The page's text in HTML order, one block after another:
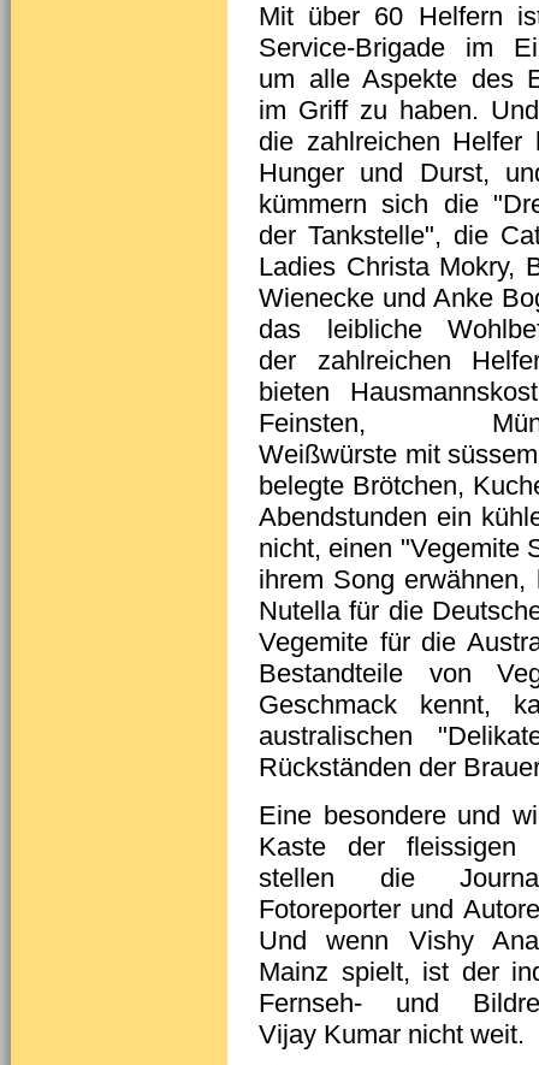
Mit über 60 Helfern
Service-Brigade im
um alle Aspekte des
im Griff zu haben.
die zahlreichen Helfer
Hunger und Durst,
kümmern sich die
der Tankstelle", die
Ladies Christa Mokry,
Wienecke und Anke
das leibliche
der zahlreichen
bieten
Feinsten,
Weißwürste mit
belegte Brötchen,
Abendstunden ein
nicht, einen "Vegemite
ihrem Song
Nutella für die
Vegemite für die
Bestandteile von
Geschmack kennt,
australischen
Rückständen der
Eine besondere und
Kaste der fleissigen
stellen die
Fotoreporter und
Und wenn Vishy
Mainz spielt, ist der
Fernseh- und
Vijay Kumar nicht weit.